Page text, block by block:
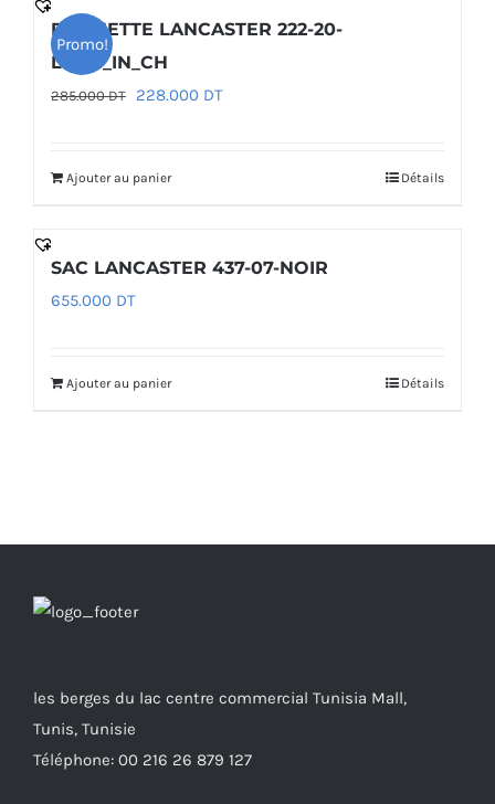
Promo!
POCHETTE LANCASTER 222-20-
LILAS_IN_CH
285.000DT
Le
était :
228.000 DTLe
Ajouter au panier Détails
SAC LANCASTER 437-07-NOIR
655.000 DT
Ajouter au panier Détails
les berges du lac centre commercial Tunisia Mall,
Tunis, Tunisie
Téléphone: 00 216 26 879 127